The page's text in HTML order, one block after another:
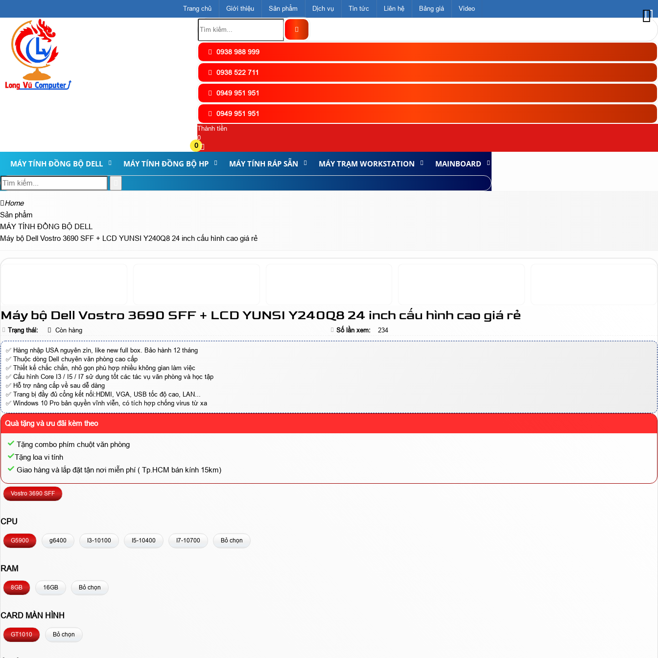
Trang chủ Giới thiệu Sản phẩm Dịch vụ Tin tức Liên hệ Bảng giá Video
0938 988 999
0938 522 711
0949 951 951
0949 951 951
Thành tiền
0
0
MÁY TÍNH ĐỒNG BỘ DELL MÁY TÍNH ĐỒNG BỘ HP MÁY TÍNH RÁP SẴN MÁY TRẠM WORKSTATION MAINBOARD
Home
Sản phẩm
MÁY TÍNH ĐỒNG BỘ DELL
Máy bộ Dell Vostro 3690 SFF + LCD YUNSI Y240Q8 24 inch cấu hình cao giá rẻ
Máy bộ Dell Vostro 3690 SFF + LCD YUNSI Y240Q8 24 inch cấu hình cao giá rẻ
Trạng thái: Còn hàng Số lần xem: 234
✅ Hàng nhập USA nguyên zin, like new full box. Bảo hành 12 tháng
✅ Thuộc dòng Dell chuyên văn phòng cao cấp
✅ Thiết kế chắc chắn, nhỏ gọn phù hợp nhiều không gian làm việc
✅ Cấu hình Core I3 / I5 / I7 sử dụng tốt các tác vụ văn phòng và học tập
✅ Hỗ trợ nâng cấp về sau dễ dàng
✅ Trang bị đầy đủ cổng kết nối:HDMI, VGA, USB tốc độ cao, LAN...
✅ Windows 10 Pro bản quyền vĩnh viễn, có tích hợp chống virus từ xa
Quà tặng và ưu đãi kèm theo
Tặng combo phím chuột văn phòng
Tặng loa vi tính
Giao hàng và lắp đặt tận nơi miễn phí ( Tp.HCM bán kính 15km)
Vostro 3690 SFF
CPU
G5900 g6400 I3-10100 I5-10400 I7-10700 Bỏ chọn
RAM
8GB 16GB Bỏ chọn
CARD MÀN HÌNH
GT1010 Bỏ chọn